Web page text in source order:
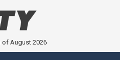
of August 2026